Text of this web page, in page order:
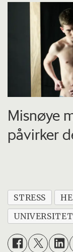
Misnøye
påvirker
STRESS